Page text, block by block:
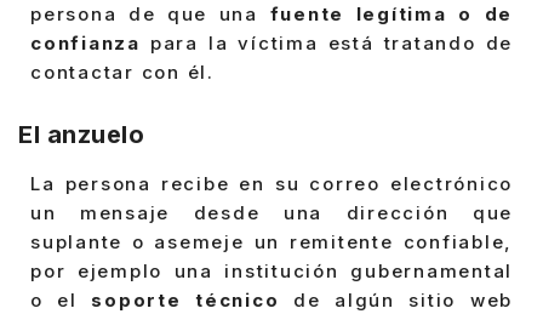
persona de que una fuente legítima o de
confianza para la víctima está tratando de
contactar con él.
El anzuelo
La persona recibe en su correo electrónico
un mensaje desde una dirección que
suplante o asemeje un remitente confiable,
por ejemplo una institución gubernamental
o el soporte técnico
de algún sitio web